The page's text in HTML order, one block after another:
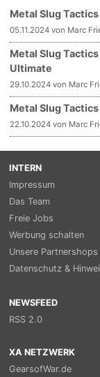
Metal Slug
05.11.2024 von Marc
Metal Slug
Ultimate
29.10.2024 von Marc
Metal Slug
22.10.2024 von Marc
INTERN
Impressum
Das Team
Freie Jobs
Werbung schalten
Unsere Partnershops
Datenschutz &
NEWSFEED
RSS 2.0
XA NETZWERK
GearsofWar.de